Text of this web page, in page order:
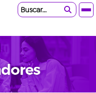
Buscar...